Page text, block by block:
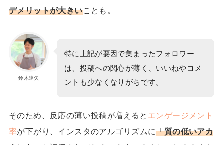
デメリットが大きいことも。
鈴木達矢
特に上記が要因で集まったフォロワー
は、投稿への関心が薄く、いいねやコメ
ントも少なくなりがちです。
そのため、反応の薄い投稿が増えると エンゲージメント
率が下がり、インスタのアルゴリズムに「質の低いアカ